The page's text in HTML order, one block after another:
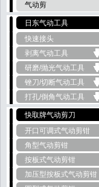
气动剪
日东气动工具
快速接头
剥离气动工具
研磨/抛光气动工具
锉刀/切断气动工具
打孔/倒角气动工具
快取牌气动剪刀
开口可调式气动剪钳
角型气动剪钳
按板式气动剪钳
加压型按板式气动剪钳